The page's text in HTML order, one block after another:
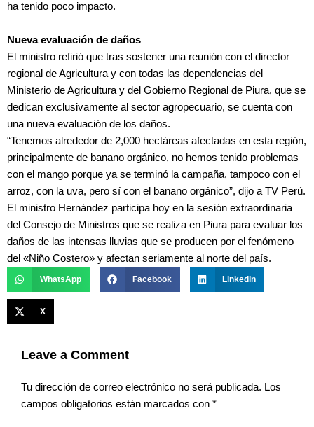
ha tenido poco impacto.
Nueva evaluación de daños
El ministro refirió que tras sostener una reunión con el director
regional de Agricultura y con todas las dependencias del
Ministerio de Agricultura y del Gobierno Regional de Piura, que se
dedican exclusivamente al sector agropecuario, se cuenta con
una nueva evaluación de los daños.
“Tenemos alrededor de 2,000 hectáreas afectadas en esta región,
principalmente de banano orgánico, no hemos tenido problemas
con el mango porque ya se terminó la campaña, tampoco con el
arroz, con la uva, pero sí con el banano orgánico”, dijo a TV Perú.
El ministro Hernández participa hoy en la sesión extraordinaria
del Consejo de Ministros que se realiza en Piura para evaluar los
daños de las intensas lluvias que se producen por el fenómeno
del «Niño Costero» y afectan seriamente al norte del país.
WhatsApp Facebook LinkedIn
X
Leave a Comment
Tu dirección de correo electrónico no será publicada. Los
campos obligatorios están marcados con *